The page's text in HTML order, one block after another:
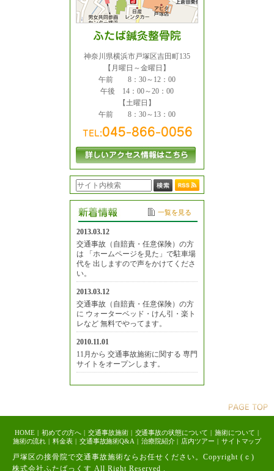
神奈川県横浜市戸塚区吉田町135
【月曜日～金曜日】
午前 8：30～12：00
午後 14：00～20：00
【土曜日】
午前 8：30～13：00
一覧を見る
2013.03.12
交通事故（自賠責・任意保険）の方
は 「ホームページを見た」で駐車場
代を 出しますので声をかけてくださ
い。
2013.03.12
交通事故（自賠責・任意保険）の方
に ウォーターベッド・けん引・楽ト
レなど 無料でやってます。
2010.11.01
11月から 交通事故施術に関する 専門
サイトをオープンします。
HOME| 初めての方へ | 交通事故施術| 交通事故の状態について | 施術について |
施術の流れ | 料金表| 交通事故施術Q&A | 治療院紹介| 店内ツアー | サイトマップ
戸塚区の接骨院で交通事故施術ならお任せください。Copyright (ｃ)
株式会社ふたばっくす All Right Reserved .